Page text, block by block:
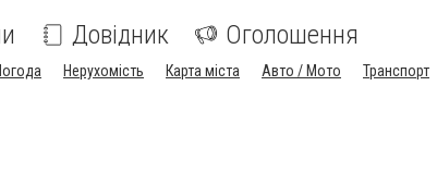
Довідник Оголошення
Нерухомість Карта міста Авто / Мото Транспорт